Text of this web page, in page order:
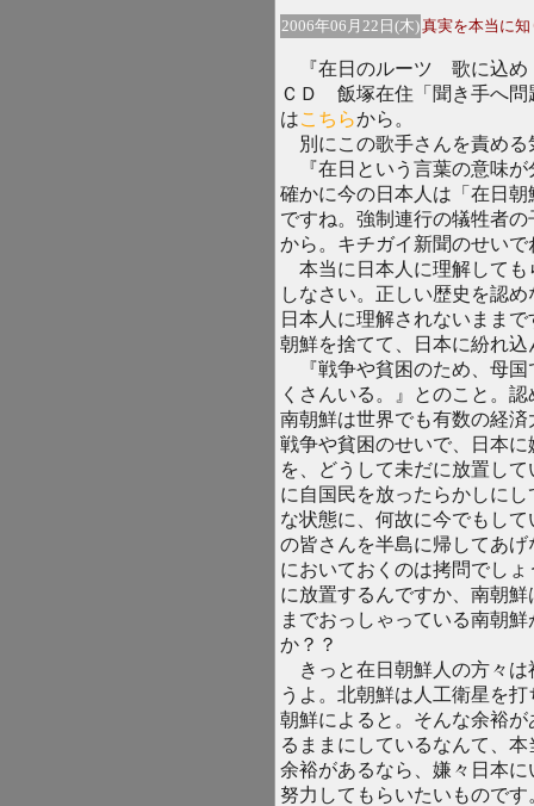
2006年06月22日(木)真実を本当に
『在日のルーツ 歌に込
ＣＤ 飯塚在住「聞き手へ問
はこちらから。
別にこの歌手さんを責める
『在日という言葉の意味が
確かに今の日本人は「在日
ですね。強制連行の犠牲者
から。キチガイ新聞のせいで
本当に日本人に理解しても
しなさい。正しい歴史を認
日本人に理解されないまま
朝鮮を捨てて、日本に紛れ
『戦争や貧困のため、母国
くさんいる。』とのこと。
南朝鮮は世界でも有数の経
戦争や貧困のせいで、日本
を、どうして未だに放置し
に自国民を放ったらかしに
な状態に、何故に今でもし
の皆さんを半島に帰してあ
においておくのは拷問でし
に放置するんですか、南朝
までおっしゃっている南朝
か？？
きっと在日朝鮮人の方々は
うよ。北朝鮮は人工衛星を
朝鮮によると。そんな余裕
るままにしているなんて、
余裕があるなら、嫌々日本
努力してもらいたいものです